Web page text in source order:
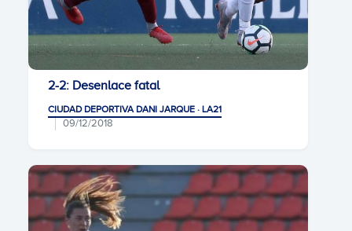
2-2: Desenlace fatal
CIUDAD DEPORTIVA DANI JARQUE · LA21
09/12/2018